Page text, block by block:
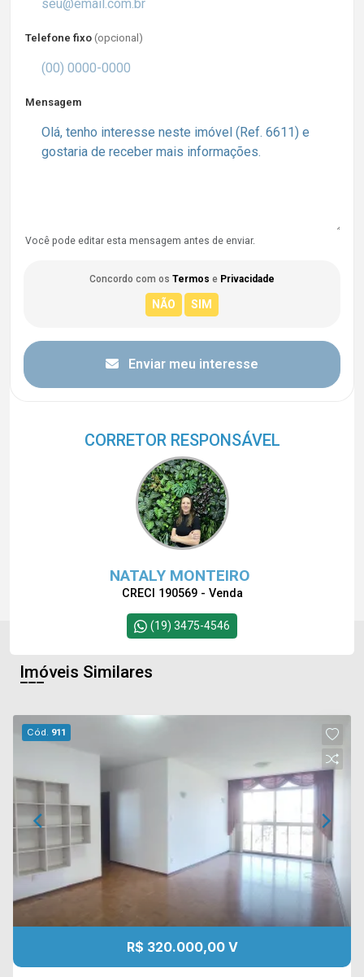
Telefone fixo (opcional)
Mensagem
Você pode editar esta mensagem antes de enviar.
Concordo com os Termos e Privacidade
Enviar meu interesse
CORRETOR RESPONSÁVEL
NATALY MONTEIRO
CRECI 190569 - Venda
(19) 3475-4546
Imóveis Similares
Cód. 911
R$ 320.000,00 V